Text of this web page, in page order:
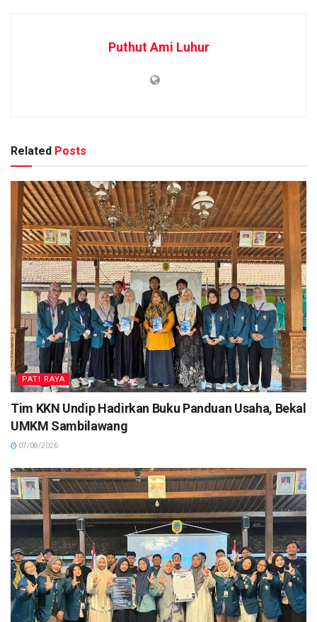
Puthut Ami Luhur
Related Posts
PATI RAYA
Tim KKN Undip Hadirkan Buku Panduan Usaha, Bekal
UMKM Sambilawang
07/08/2026